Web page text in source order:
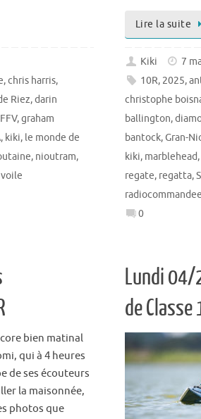
,chris harris,
Riez,darin
FFV,graham
, kiki, le monde de
, nioutram,
voile
Lire la suite
Kiki 7
10R, 2025,
christophe
ballington,
bantock,Gran-
kiki, marblehead,
regate, regatta,
radiocommandee
0
bien matinal
qui à 4 heures
de ses écouteurs
la maisonnée,
photos que
Lundi 04/
de Classe